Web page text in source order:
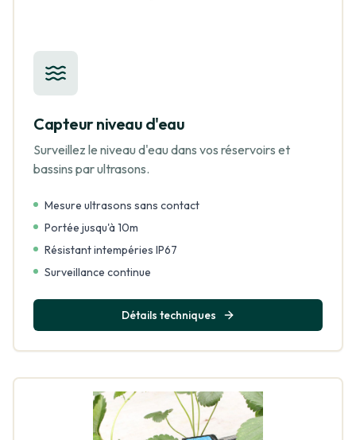
Capteur niveau d'eau
Surveillez le niveau d'eau dans vos réservoirs et
bassins par ultrasons.
Mesure ultrasons sans contact
Portée jusqu'à 10m
Résistant intempéries IP67
Surveillance continue
Détails techniques